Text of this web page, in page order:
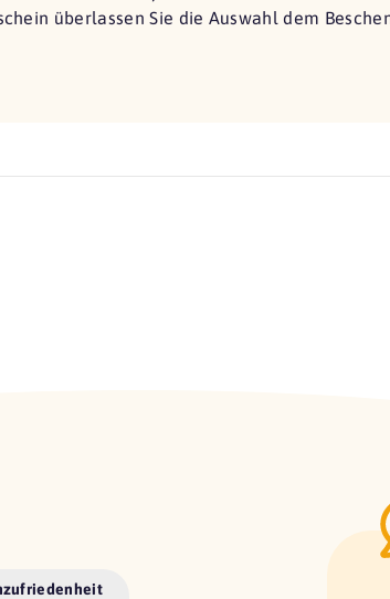
überlassen Sie die Auswahl dem